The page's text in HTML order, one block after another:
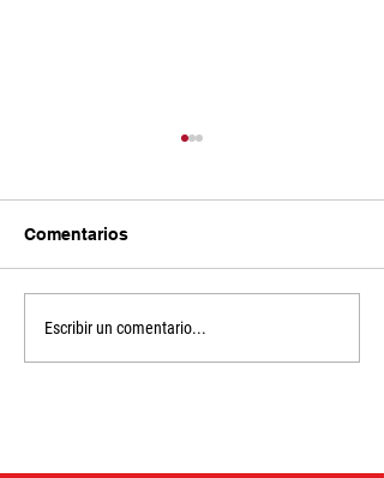
EXTREMOS
CLIMÁTICOS, CUIDADO
Comentarios
Escribir un comentario...